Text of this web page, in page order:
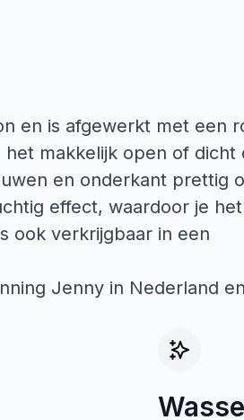
en is afgewerkt met een
makkelijk open of dicht
en onderkant prettig
effect, waardoor je
ook verkrijgbaar in een
Jenny in Nederland en